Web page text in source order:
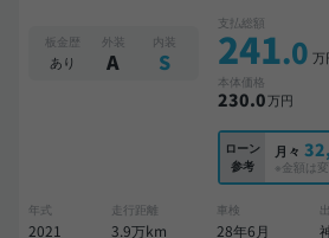
板金歴
あり
外装
A
内装
S
支払総額
241.0 万
本体価格
230.0万円
ローン
参考
月々
※金額は
年式
2021
走行距離
3.9万km
車検
28年6月